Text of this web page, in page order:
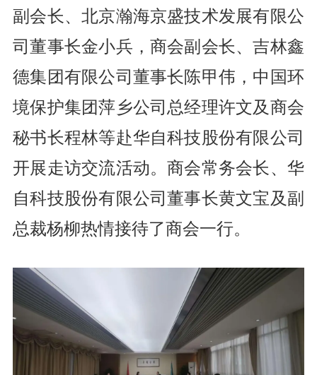
副会长、北京瀚海京盛技术发展有限公
司董事长金小兵 ，商会副会长、吉林鑫
德集团有限公司 董事长 陈甲伟，中国环
境保护集团萍乡公司总经理许文及商会
秘书长程林等赴华自科技股份有限公司
开展走访交流活动。商会常务会长、 华
自科技股份有限公司董事长黄文宝及副
总裁杨柳热情接待了商会一行。